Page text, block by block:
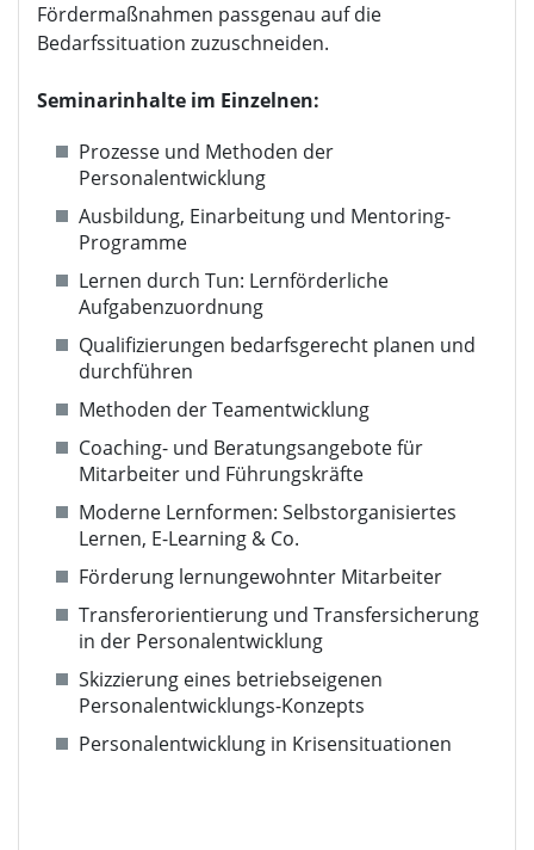
Fördermaßnahmen passgenau auf die
Bedarfssituation zuzuschneiden.
Seminarinhalte im Einzelnen:
Prozesse und Methoden der
Personalentwicklung
Ausbildung, Einarbeitung und Mentoring-
Programme
Lernen durch Tun: Lernförderliche
Aufgabenzuordnung
Qualifizierungen bedarfsgerecht planen und
durchführen
Methoden der Teamentwicklung
Coaching- und Beratungsangebote für
Mitarbeiter und Führungskräfte
Moderne Lernformen: Selbstorganisiertes
Lernen, E-Learning & Co.
Förderung lernungewohnter Mitarbeiter
Transferorientierung und Transfersicherung
in der Personalentwicklung
Skizzierung eines betriebseigenen
Personalentwicklungs-Konzepts
Personalentwicklung in Krisensituationen